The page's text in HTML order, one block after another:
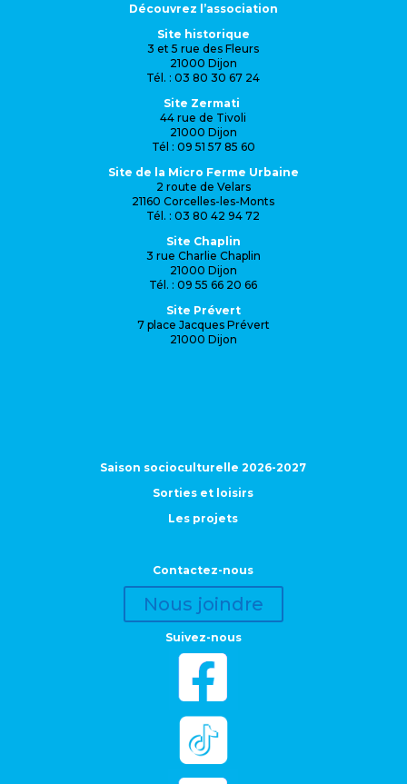
Découvrez l’association
Site historique
3 et 5 rue des Fleurs
21000 Dijon
Tél. : 03 80 30 67 24
Site Zermati
44 rue de Tivoli
21000 Dijon
Tél : 09 51 57 85 60
Site de la Micro Ferme Urbaine
2 route de Velars
21160 Corcelles-les-Monts
Tél. : 03 80 42 94 72
Site Chaplin
3 rue Charlie Chaplin
21000 Dijon
Tél. : 09 55 66 20 66
Site Prévert
7 place Jacques Prévert
21000 Dijon
Saison socioculturelle 2026-2027
Sorties et loisirs
Les projets
Contactez-nous
Nous joindre
Suivez-nous